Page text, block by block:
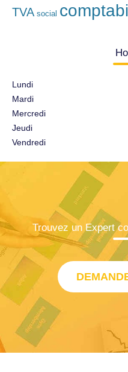
TVA social
Lundi
Mardi
Mercredi
Jeudi
Vendredi
Trouvez un Expert